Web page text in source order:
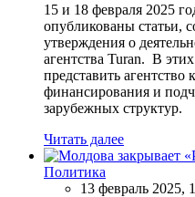
15 и 18 февраля 2025
опубликованы статьи,
утверждения о
агентства Turan. В
представить агентство
финансирования и
зарубежных структур.
Читать далее
Политика
13 февраль 2025,